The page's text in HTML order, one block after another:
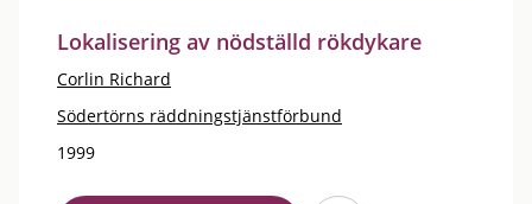
Lokalisering av nödställd rökdykare
Corlin Richard
Södertörns räddningstjänstförbund
1999